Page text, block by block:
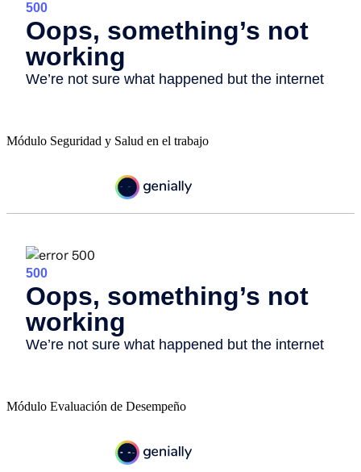
Módulo Seguridad y Salud en el trabajo
Módulo Evaluación de Desempeño